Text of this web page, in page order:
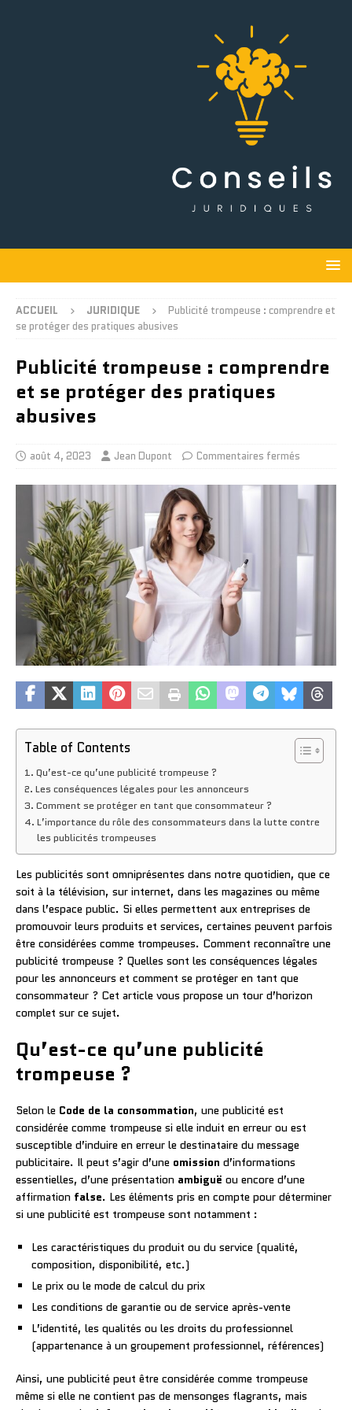
ACCUEIL JURIDIQUE
Publicité trompeuse : comprendre et
se protéger des pratiques abusives
Publicité trompeuse : comprendre
et se protéger des pratiques
abusives
août 4, 2023 Jean Dupont Commentaires fermés
Table of Contents
Qu’est-ce qu’une publicité trompeuse ?
Les conséquences légales pour les annonceurs
Comment se protéger en tant que consommateur ?
L’importance du rôle des consommateurs dans la lutte contre
les publicités trompeuses
Les publicités sont omniprésentes dans notre quotidien, que ce
soit à la télévision, sur internet, dans les magazines ou même
dans l’espace public. Si elles permettent aux entreprises de
promouvoir leurs produits et services, certaines peuvent parfois
être considérées comme trompeuses. Comment reconnaître une
publicité trompeuse ? Quelles sont les conséquences légales
pour les annonceurs et comment se protéger en tant que
consommateur ? Cet article vous propose un tour d’horizon
complet sur ce sujet.
Qu’est-ce qu’une publicité
trompeuse ?
Selon le Code de la consommation, une publicité est
considérée comme trompeuse si elle induit en erreur ou est
susceptible d’induire en erreur le destinataire du message
publicitaire. Il peut s’agir d’une omission d’informations
essentielles, d’une présentation ambiguë ou encore d’une
affirmation false. Les éléments pris en compte pour déterminer
si une publicité est trompeuse sont notamment :
Les caractéristiques du produit ou du service (qualité,
composition, disponibilité, etc.)
Le prix ou le mode de calcul du prix
Les conditions de garantie ou de service après-vente
L’identité, les qualités ou les droits du professionnel
(appartenance à un groupement professionnel, références)
Ainsi, une publicité peut être considérée comme trompeuse
même si elle ne contient pas de mensonges flagrants, mais